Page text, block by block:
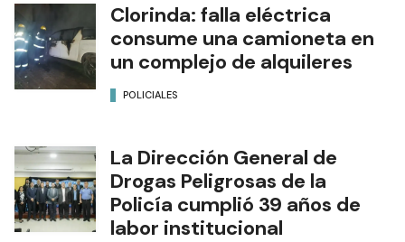
Clorinda: falla eléctrica
consume una camioneta en
un complejo de alquileres
POLICIALES
La Dirección General de
Drogas Peligrosas de la
Policía cumplió 39 años de
labor institucional